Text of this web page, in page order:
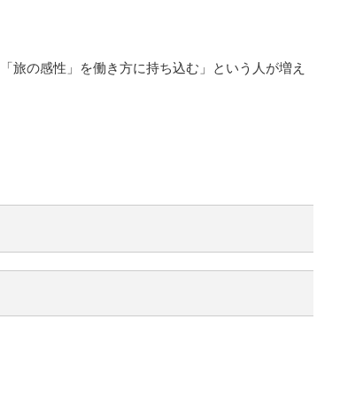
旅の感性」を働き方に持ち込む」という人が増え